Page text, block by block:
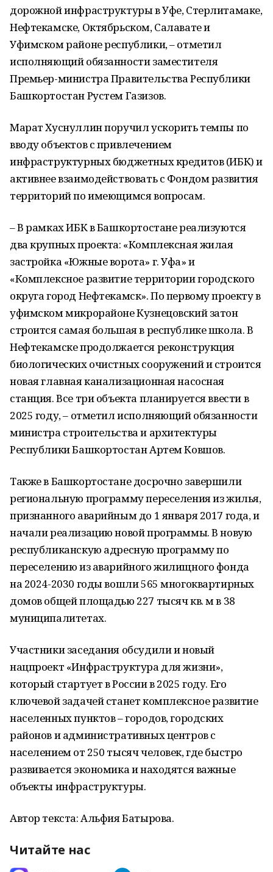
дорожной инфраструктуры в Уфе, Стерлитамаке,
Нефтекамске, Октябрьском, Салавате и
Уфимском районе республики, – отметил
исполняющий обязанности заместителя
Премьер-министра Правительства Республики
Башкортостан Рустем Газизов.
Марат Хуснуллин поручил ускорить темпы по
вводу объектов с привлечением
инфраструктурных бюджетных кредитов (ИБК) и
активнее взаимодействовать с Фондом развития
территорий по имеющимся вопросам.
– В рамках ИБК в Башкортостане реализуются
два крупных проекта: «Комплексная жилая
застройка «Южные ворота» г. Уфа» и
«Комплексное развитие территории городского
округа город Нефтекамск». По первому проекту в
уфимском микрорайоне Кузнецовский затон
строится самая большая в республике школа. В
Нефтекамске продолжается реконструкция
биологических очистных сооружений и строится
новая главная канализационная насосная
станция. Все три объекта планируется ввести в
2025 году, – отметил исполняющий обязанности
министра строительства и архитектуры
Республики Башкортостан Артем Ковшов.
Также в Башкортостане досрочно завершили
региональную программу переселения из жилья,
признанного аварийным до 1 января 2017 года, и
начали реализацию новой программы. В новую
республиканскую адресную программу по
переселению из аварийного жилищного фонда
на 2024-2030 годы вошли 565 многоквартирных
домов общей площадью 227 тысяч кв. м в 38
муниципалитетах.
Участники заседания обсудили и новый
нацпроект «Инфраструктура для жизни»,
который стартует в России в 2025 году. Его
ключевой задачей станет комплексное развитие
населенных пунктов – городов, городских
районов и административных центров с
населением от 250 тысяч человек, где быстро
развивается экономика и находятся важные
объекты инфраструктуры.
Автор текста: Альфия Батырова.
Читайте нас